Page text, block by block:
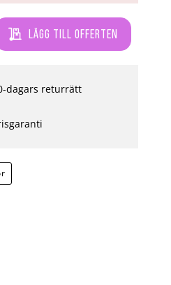
Lägg till offerten
dagars returrätt